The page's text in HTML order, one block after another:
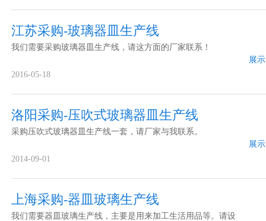
江苏采购-玻璃器皿生产线
我们需要采购玻璃器皿生产线，请这方面的厂家联系！
展
2016-05-18
洛阳采购-压吹式玻璃器皿生产线
采购压吹式玻璃器皿生产线一套，请厂家与我联系。
展
2014-09-01
上海采购-器皿玻璃生产线
我们需要器皿玻璃生产线，主要是用来加工生活用品等。请设